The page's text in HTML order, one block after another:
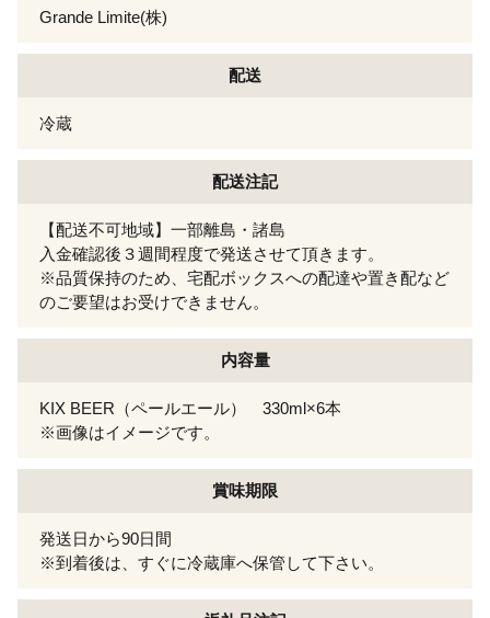
Grande Limite(株)
配送
冷蔵
配送注記
【配送不可地域】一部離島・諸島
入金確認後３週間程度で発送させて頂きます。
※品質保持のため、宅配ボックスへの配達や置き配など
のご要望はお受けできません。
内容量
KIX BEER（ペールエール） 330ml×6本
※画像はイメージです。
賞味期限
発送日から90日間
※到着後は、すぐに冷蔵庫へ保管して下さい。